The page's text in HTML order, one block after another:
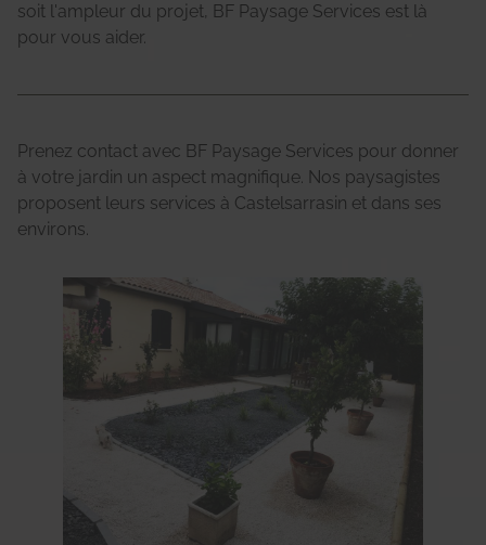
soit l'ampleur du projet, BF Paysage Services est là
pour vous aider.
Prenez contact avec BF Paysage Services pour donner
à votre jardin un aspect magnifique. Nos paysagistes
proposent leurs services à Castelsarrasin et dans ses
environs.